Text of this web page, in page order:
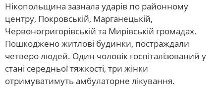
Нікопольщина зазнала ударів по районному
центру, Покровській, Марганецькій,
Червоногригорівській та Мирівській громадах.
Пошкоджено житлові будинки, постраждали
четверо людей. Один чоловік госпіталізований у
стані середньої тяжкості, три жінки
отримуватимуть амбулаторне лікування.